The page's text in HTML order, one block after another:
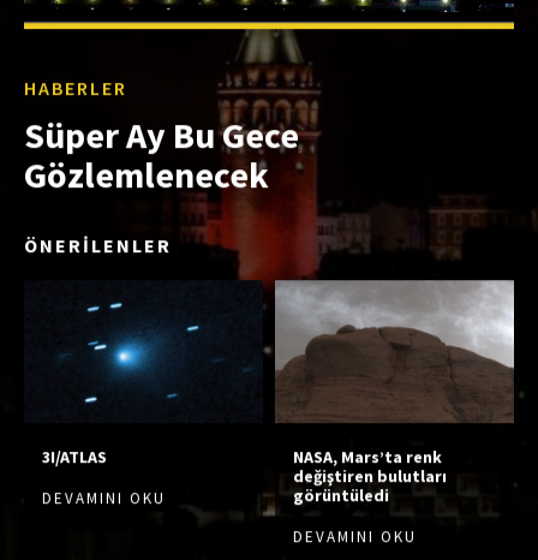
HABERLER
Süper Ay Bu Gece
Gözlemlenecek
ÖNERİLENLER
3I/ATLAS
DEVAMINI OKU
NASA, Mars’ta renk
değiştiren bulutları
görüntüledi
DEVAMINI OKU